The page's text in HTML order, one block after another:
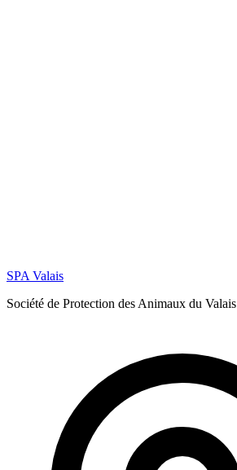
Voir toutes les adoptions réussies
SPA Valais
Société de Protection des Animaux du Valais